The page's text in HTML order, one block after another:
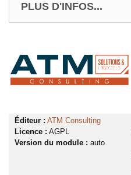
PLUS D'INFOS...
Éditeur : ATM Consulting
Licence : AGPL
Version du module : auto